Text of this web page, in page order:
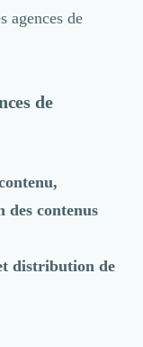
agences de
de
des contenus
distribution de